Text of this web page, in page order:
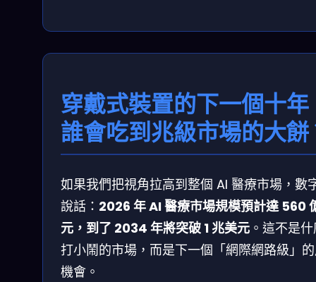
穿戴式裝置的下一個十年
誰會吃到兆級市場的大餅
如果我們把視角拉高到整個 AI 醫療市場，數
說話： 2026 年 AI 醫療市場規模預計達 560
元，到了 2034 年將突破 1 兆美元 。這不是
打小鬧的市場，而是下一個「網際網路級」
機會。